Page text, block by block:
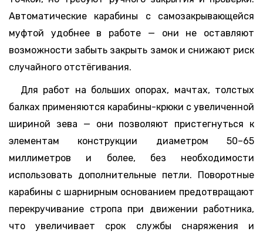
Автоматические карабины с самозакрывающейся
муфтой удобнее в работе — они не оставляют
возможности забыть закрыть замок и снижают риск
случайного отстёгивания.
Для работ на больших опорах, мачтах, толстых
балках применяются карабины-крюки с увеличенной
шириной зева — они позволяют пристегнуться к
элементам конструкции диаметром 50–65
миллиметров и более, без необходимости
использовать дополнительные петли. Поворотные
карабины с шарнирным основанием предотвращают
перекручивание стропа при движении работника,
что увеличивает срок службы снаряжения и